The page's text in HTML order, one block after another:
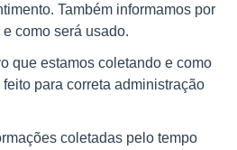
Também informamos por
como será usado.
que estamos coletando e como
para correta administração
coletadas pelo tempo